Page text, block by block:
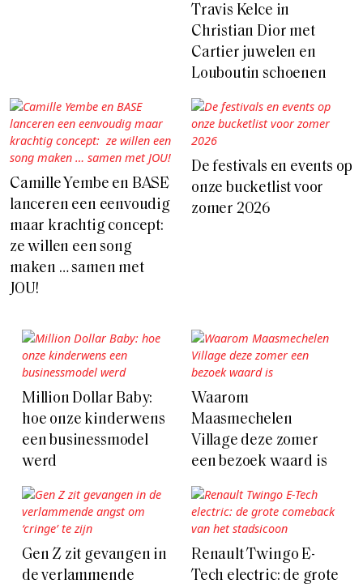
Travis Kelce in
Christian Dior met
Cartier juwelen en
Louboutin schoenen
Camille Yembe en BASE
lanceren een eenvoudig
maar krachtig concept:
ze willen een song
maken … samen met
JOU!
De festivals en events op
onze bucketlist voor
zomer 2026
Million Dollar Baby:
hoe onze kinderwens
een businessmodel
werd
Waarom
Maasmechelen
Village deze zomer
een bezoek waard is
Gen Z zit gevangen in
de verlammende
Renault Twingo E-
Tech electric: de grote